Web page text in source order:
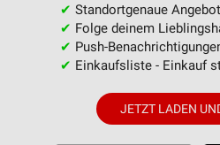
✔ Standortgenaue
✔ Folge deinem
✔ Push-
✔ Einkaufsliste - Einkauf
JETZT LADEN